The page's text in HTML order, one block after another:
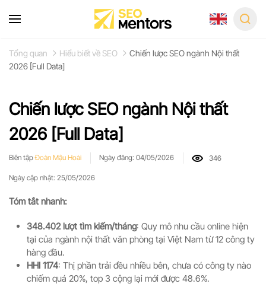
to
main
Tổng quan Hiểu biết về SEO
Chiến lược SEO ngành Nội thất
2026 [Full Data]
Chiến lược SEO ngành Nội thất
2026 [Full Data]
Biên tậpĐoàn Mậu Hoài Ngày đăng: 04/05/2026 346
Ngày cập nhật: 25/05/2026
Tóm tắt nhanh:
348.402 lượt tìm kiếm/tháng: Quy mô nhu cầu online hiện
tại của ngành nội thất văn phòng tại Việt Nam từ 12 công ty
hàng đầu.
HHI 1174: Thị phần trải đều nhiều bên, chưa có công ty nào
chiếm quá 20%, top 3 cộng lại mới được 48.6%.